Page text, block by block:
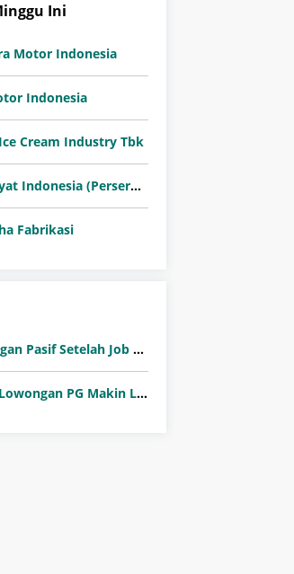
Ini
Motor Indonesia
Indonesia
Cream Industry Tbk
PT Bank Rakyat Indonesia (Persero) Tbk
Fabrikasi
[HR Tips] Jangan Pasif Setelah Job Fair! Ini Pentingnya Follow-Up Setelah Job Fair
[HR Insider] Lowongan PG Makin Langka: Murni Seleksi atau Jalur Orang Dalam?